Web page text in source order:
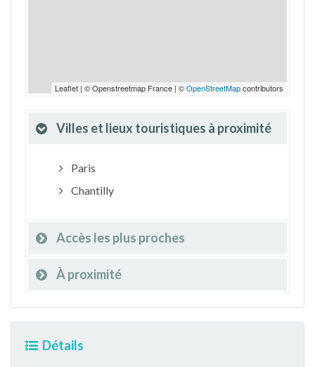
Leaflet | © Openstreetmap France | ©OpenStreetMapcontributors
Villes et lieux touristiques à proximité
Paris
Chantilly
Accès les plus proches
À proximité
Détails